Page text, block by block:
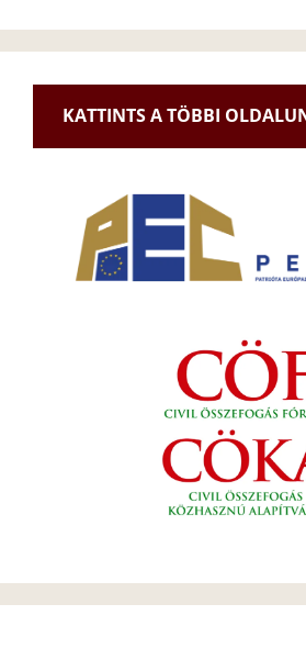
KATTINTS A TÖBBI